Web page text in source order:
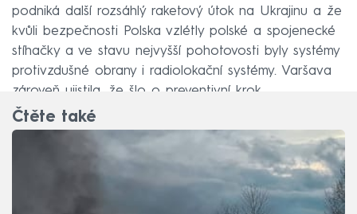
podniká další rozsáhlý raketový útok na Ukrajinu a že
kvůli bezpečnosti Polska vzlétly polské a spojenecké
stíhačky a ve stavu nejvyšší pohotovosti byly systémy
protivzdušné obrany i radiolokační systémy. Varšava
zároveň ujistila, že šlo o preventivní krok.
Čtěte také